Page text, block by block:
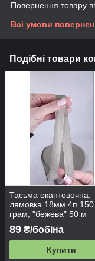
Повернення товару
Всі умови
Подібні товари
Тасьма окантовочна,
лямовка 18мм 4п 150
грам, "бежева" 50 м
89 ₴/бобіна
Купити